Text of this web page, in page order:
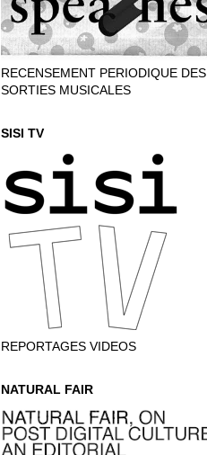
RECENSEMENT PERIODIQUE DES
SORTIES MUSICALES
SISI TV
REPORTAGES VIDEOS
NATURAL FAIR